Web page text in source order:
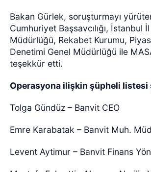
Bakan Gürlek, soruşturmayı
Cumhuriyet Başsavcılığı, İstanbul
Müdürlüğü, Rekabet Kurumu,
Denetimi Genel Müdürlüğü ile
teşekkür etti.
Operasyona ilişkin şüpheli listesi
Tolga Gündüz – Banvit CEO
Emre Karabatak – Banvit Muh.
Levent Aytimur – Banvit Finans